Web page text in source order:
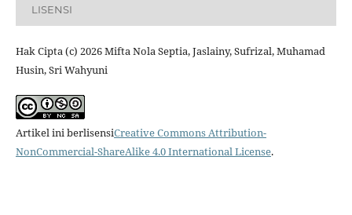
LISENSI
Hak Cipta (c) 2026 Mifta Nola Septia, Jaslainy, Sufrizal, Muhamad
Husin, Sri Wahyuni
Artikel ini berlisensiCreative Commons Attribution-
NonCommercial-ShareAlike 4.0 International License.